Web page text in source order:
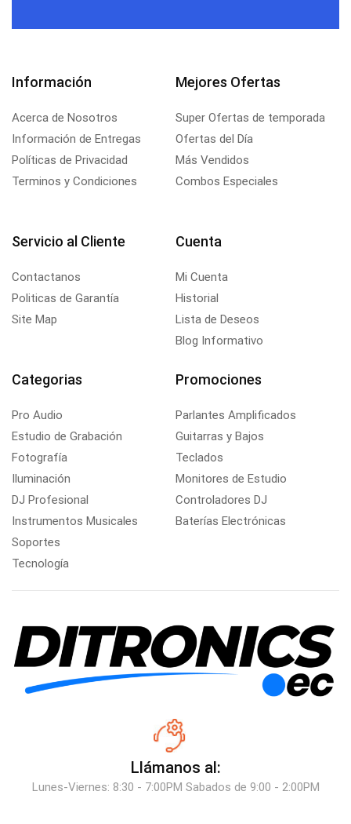
Información
Acerca de Nosotros
Información de Entregas
Políticas de Privacidad
Terminos y Condiciones
Mejores Ofertas
Super Ofertas de temporada
Ofertas del Día
Más Vendidos
Combos Especiales
Servicio al Cliente
Contactanos
Politicas de Garantía
Site Map
Cuenta
Mi Cuenta
Historial
Lista de Deseos
Blog Informativo
Categorias
Pro Audio
Estudio de Grabación
Fotografía
Iluminación
DJ Profesional
Instrumentos Musicales
Soportes
Tecnología
Promociones
Parlantes Amplificados
Guitarras y Bajos
Teclados
Monitores de Estudio
Controladores DJ
Baterías Electrónicas
Llámanos al:
Lunes-Viernes: 8:30 - 7:00PM Sabados de 9:00 - 2:00PM